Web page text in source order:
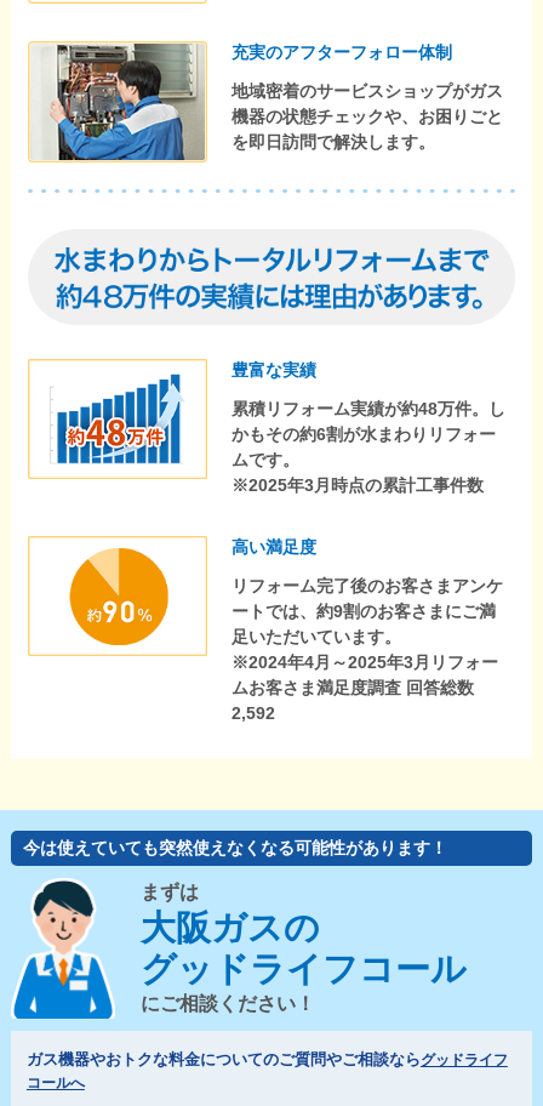
充実のアフターフォロー体制
地域密着のサービスショップがガス
機器の状態チェックや、お困りごと
を即日訪問で解決します。
豊富な実績
累積リフォーム実績が約48万件。し
かもその約6割が水まわりリフォー
ムです。
※2025年3月時点の累計工事件数
高い満足度
リフォーム完了後のお客さまアンケ
ートでは、約9割のお客さまにご満
足いただいています。
※2024年4月～2025年3月リフォー
ムお客さま満足度調査 回答総数
2,592
今は使えていても突然使えなくなる可能性があります！
まずは
大阪ガスの
グッドライフコール
にご相談ください！
ガス機器やおトクな料金についてのご質問やご相談ならグッドライフ
コールへ